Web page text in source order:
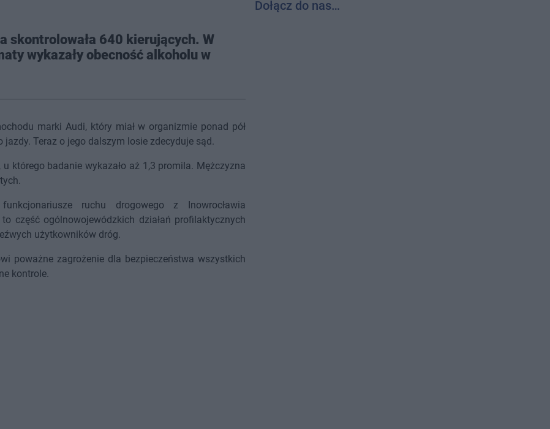
skontrolowała 640 kierujących. W
wykazały obecność alkoholu w
marki Audi, który miał w organizmie ponad pół
Teraz o jego dalszym losie zdecyduje sąd.
którego badanie wykazało aż 1,3 promila. Mężczyzna
ruchu drogowego z Inowrocławia
część ogólnowojewódzkich działań profilaktycznych
użytkowników dróg.
poważne zagrożenie dla bezpieczeństwa wszystkich
kontrole.
Dołącz do nas…